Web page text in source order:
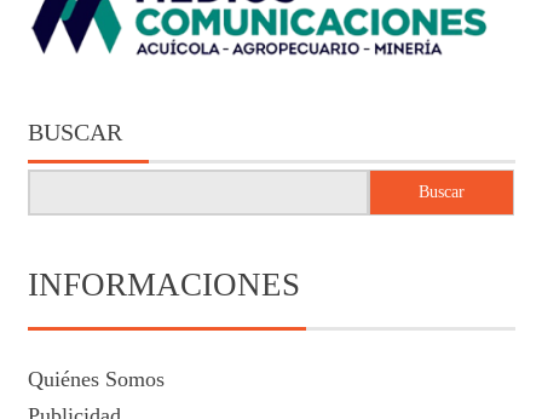
BUSCAR
Buscar
INFORMACIONES
Quiénes Somos